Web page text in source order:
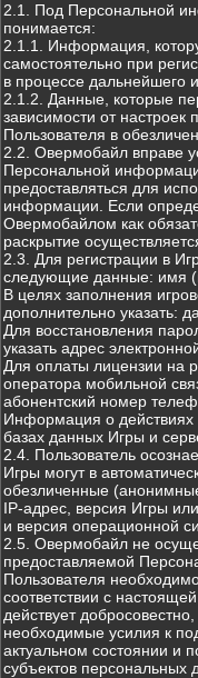
2.1. Под Персональной
понимается:
2.1.1. Информация,
самостоятельно при
в процессе дальнейшего
2.1.2. Данные, которые
зависимости от настроек
Пользователя в
2.2. Овермобайл вправе
Персональной
предоставляться для
информации. Если
Овермобайлом как
раскрытие
2.3. Для регистрации в
следующие данные: имя
В целях заполнения
дополнительно указать:
Для восстановления
указать адрес
Для оплаты лицензии на
оператора мобильной
абонентский номер
Информация о действиях
базах данных Игры и
2.4. Пользователь
Игры могут в
обезличенные
IP-адрес, версия Игры
и версия операционной
2.5. Овермобайл не
предоставляемой
Пользователя
соответствии с
действует
необходимые усилия к
актуальном состоянии и
субъектов персональных